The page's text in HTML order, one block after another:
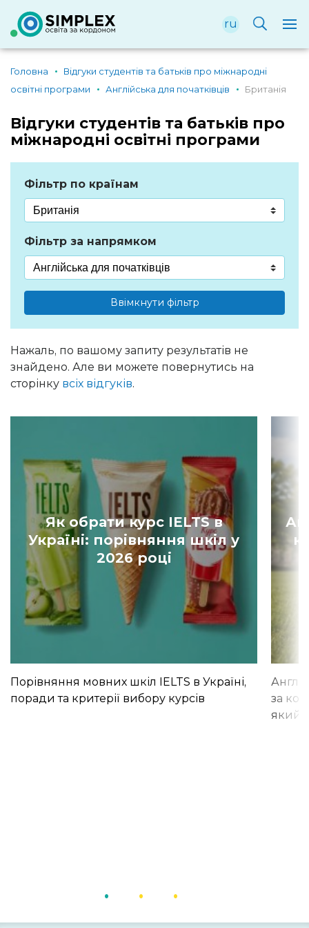
ru
Головна
Відгуки студентів та батьків про міжнародні
освітні програми
Англійська для початківців Британія
Відгуки студентів та батьків про
міжнародні освітні програми
Фільтр по країнам
Фільтр за напрямком
Ввімкнути фільтр
Нажаль, по вашому запиту результатів не
знайдено. Але ви можете повернутись на
сторінку всіх відгуків.
Як обрати курс IELTS в
Україні: порівняння шкіл у
2026 році
Порівняння мовних шкіл IELTS в Україні,
поради та критерії вибору курсів
за
який